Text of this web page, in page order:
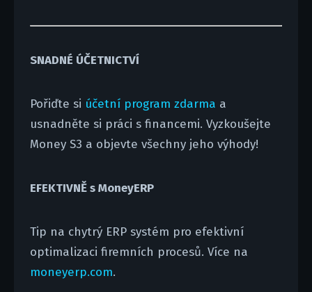
SNADNÉ ÚČETNICTVÍ
Pořiďte si účetní program zdarma a
usnadněte si práci s financemi. Vyzkoušejte
Money S3 a objevte všechny jeho výhody!
EFEKTIVNĚ s MoneyERP
Tip na chytrý ERP systém pro efektivní
optimalizaci firemních procesů. Více na
moneyerp.com.